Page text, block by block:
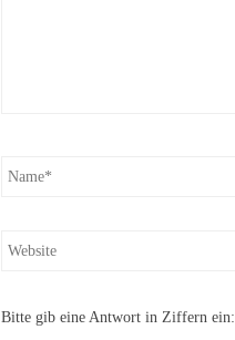
Bitte gib eine Antwort in Ziffern ein: